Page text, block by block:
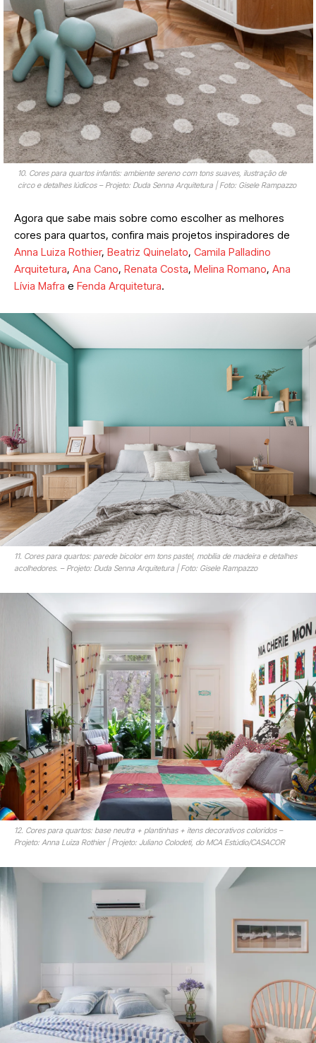
10. Cores para quartos infantis: ambiente sereno com tons suaves, ilustração de
circo e detalhes lúdicos – Projeto: Duda Senna Arquitetura | Foto: Gisele Rampazzo
Agora que sabe mais sobre como escolher as melhores
cores para quartos, confira mais projetos inspiradores de
Anna Luiza Rothier, Beatriz Quinelato, Camila Palladino
Arquitetura, Ana Cano, Renata Costa, Melina Romano, Ana
Lívia Mafra e Fenda Arquitetura.
11. Cores para quartos: parede bicolor em tons pastel, mobília de madeira e detalhes
acolhedores. – Projeto: Duda Senna Arquitetura | Foto: Gisele Rampazzo
12. Cores para quartos: base neutra + plantinhas + itens decorativos coloridos –
Projeto: Anna Luiza Rothier | Projeto: Juliano Colodeti, do MCA Estúdio/CASACOR